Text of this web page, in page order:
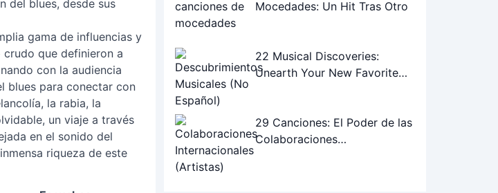
del blues, desde sus
gama de influencias y
que definieron a
con la audiencia
blues para conectar con
la rabia, la
un viaje a través
en el sonido del
riqueza de este
Mocedades: Un Hit Tras Otro
22 Musical Discoveries:
Unearth Your New Favorite
29 Canciones: El Poder de las
Colaboraciones